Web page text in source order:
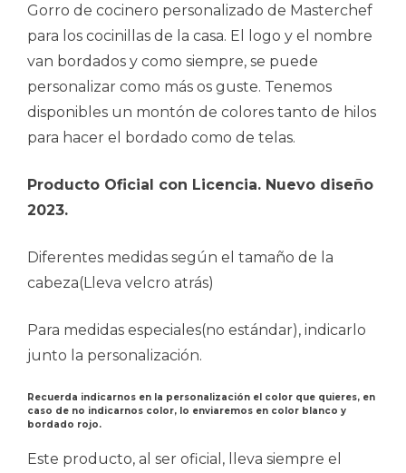
Gorro de cocinero personalizado de Masterchef
para los cocinillas de la casa. El logo y el nombre
van bordados y como siempre, se puede
personalizar como más os guste. Tenemos
disponibles un montón de colores tanto de hilos
para hacer el bordado como de telas.
Producto Oficial con Licencia. Nuevo diseño
2023.
Diferentes medidas según el tamaño de la
cabeza(Lleva velcro atrás)
Para medidas especiales(no estándar), indicarlo
junto la personalización.
Recuerda indicarnos en la personalización el color que quieres, en
caso de no indicarnos color, lo enviaremos en color blanco y
bordado rojo.
Este producto, al ser oficial, lleva siempre el